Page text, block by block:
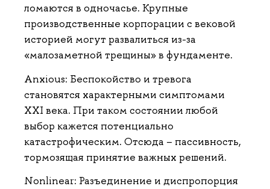
ломаются в одночасье. Крупные
производственные корпорации с вековой
историей могут развалиться из-за
«малозаметной трещины» в фундаменте.
Аnxious: Беспокойство и тревога
становятся характерными симптомами
ХXI века. При таком состоянии любой
выбор кажется потенциально
катастрофическим. Отсюда – пассивность,
тормозящая принятие важных решений.
Nonlinear: Разъединение и диспропорция